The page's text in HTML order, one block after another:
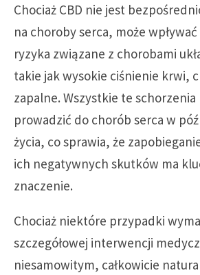
Chociaż CBD nie jest
na choroby serca, może
ryzyka związane z chorobami
takie jak wysokie ciśnienie krwi,
zapalne. Wszystkie te
prowadzić do chorób serca w
życia, co sprawia, że
ich negatywnych skutków ma
znaczenie.
Chociaż niektóre przypadki
szczegółowej interwencji
niesamowitym, całkowicie